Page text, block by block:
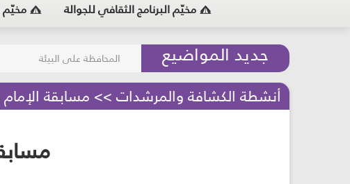
مخيّم البرنامج الثقافي للجوالة مخيّم
جديد المواضيع
مسابقة الركب الحسينيّ
المحافظة على البيئة
أنشطة الكشافة والمرشدات >> مسابقة الإمام